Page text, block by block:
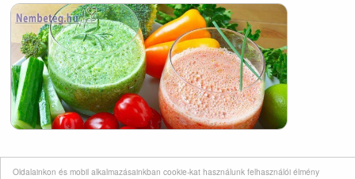
Oldalainkon és mobil alkalmazásainkban cookie-kat használunk felhasználói élmény